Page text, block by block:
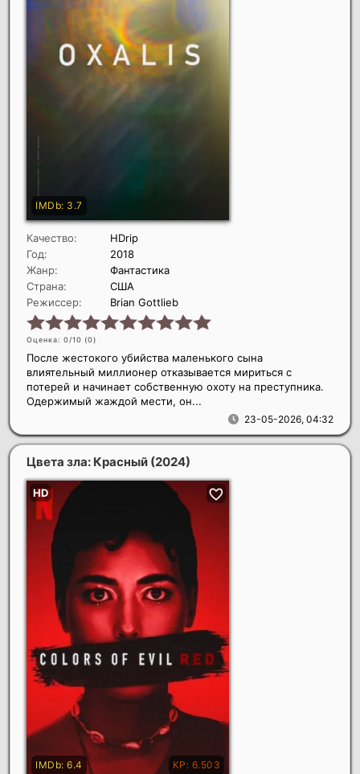
Качество:
HDrip
Год:
2018
Жанр:
Фантастика
Страна:
США
Режиссер:
Brian Gottlieb
Оценка: 0/10 (0)
23-05-2026, 04:32
После жестокого убийства маленького сына
влиятельный миллионер отказывается мириться с
потерей и начинает собственную охоту на преступника.
Одержимый жаждой мести, он...
Цвета зла: Красный (2024)